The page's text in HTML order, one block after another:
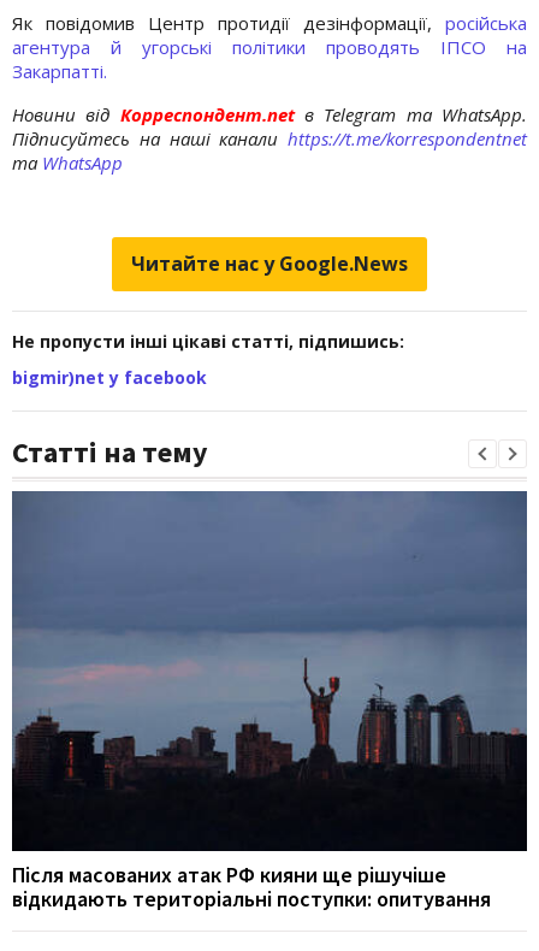
Як повідомив Центр протидії дезінформації, російська
агентура й угорські політики проводять ІПСО на
Закарпатті.
Новини від Корреспондент.netв Telegram та WhatsApp.
Підписуйтесь на наші канали https://t.me/korrespondentnet
та WhatsApp
Читайте нас у Google.News
Не пропусти інші цікаві статті, підпишись:
bigmir)net у facebook
Статті на тему
Після масованих атак РФ кияни ще рішучіше
відкидають територіальні поступки: опитування